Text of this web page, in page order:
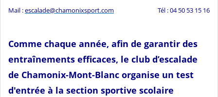
Mail :escalade@chamonixsport.com Tél : 04 50 53 15 16
Comme chaque année, afin de garantir des
entraînements efficaces, le club d’escalade
de Chamonix-Mont-Blanc organise un test
d'entrée à la section sportive scolaire